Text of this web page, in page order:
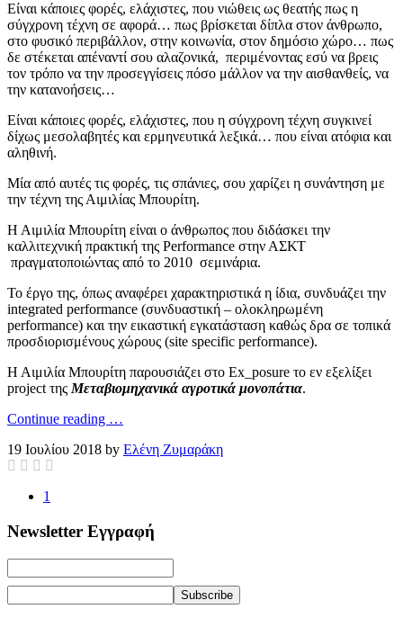
Είναι κάποιες φορές, ελάχιστες, που νιώθεις ως θεατής πως η
σύγχρονη τέχνη σε αφορά… πως βρίσκεται δίπλα στον άνθρωπο,
στο φυσικό περιβάλλον, στην κοινωνία, στον δημόσιο χώρο… πως
δε στέκεται απέναντί σου αλαζονικά, περιμένοντας εσύ να βρεις
τον τρόπο να την προσεγγίσεις πόσο μάλλον να την αισθανθείς, να
την κατανοήσεις…
Είναι κάποιες φορές, ελάχιστες, που η σύγχρονη τέχνη συγκινεί
δίχως μεσολαβητές και ερμηνευτικά λεξικά… που είναι ατόφια και
αληθινή.
Μία από αυτές τις φορές, τις σπάνιες, σου χαρίζει η συνάντηση με
την τέχνη της Αιμιλίας Μπουρίτη.
Η Αιμιλία Μπουρίτη είναι ο άνθρωπος που διδάσκει την
καλλιτεχνική πρακτική της Performance στην ΑΣΚΤ
πραγματοποιώντας από το 2010 σεμινάρια.
Το έργο της, όπως αναφέρει χαρακτηριστικά η ίδια, συνδυάζει την
integrated performance (συνδυαστική – ολοκληρωμένη
performance) και την εικαστική εγκατάσταση καθώς δρα σε τοπικά
προσδιορισμένους χώρους (site specific performance).
Η Αιμιλία Μπουρίτη παρουσιάζει στο Ex_posure το εν εξελίξει
project της Μεταβιομηχανικά αγροτικά μονοπάτια.
Continue reading …
19 Ιουλίου 2018 by Ελένη Ζυμαράκη
1
Newsletter Εγγραφή